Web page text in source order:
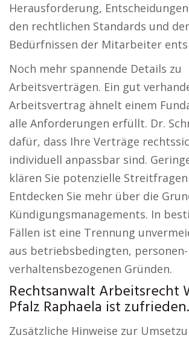
Herausforderung,
den rechtlichen Standards und
Bedürfnissen der Mitarbeiter
Noch mehr spannende Details zu
Arbeitsverträgen. Ein gut
Arbeitsvertrag ähnelt einem
alle Anforderungen erfüllt. Dr.
dafür, dass Ihre Verträge
individuell anpassbar sind.
klären Sie potenzielle
Entdecken Sie mehr über die
Kündigungsmanagements. In
Fällen ist eine Trennung
aus betriebsbedingten,
verhaltensbezogenen Gründen.
Rechtsanwalt Arbeitsrecht
Pfalz Raphaela ist zufrieden.
Zusätzliche Hinweise zur